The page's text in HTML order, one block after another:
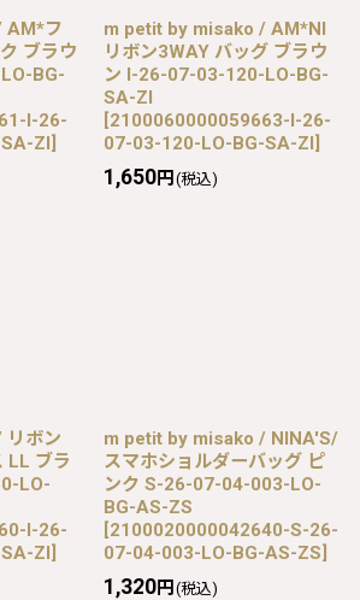
AM*フ
ブラウ
BG-
I-26-
ZI]
m petit by misako / AM*NI
リボン3WAY バッグ ブラウ
ン I-26-07-03-120-LO-BG-
SA-ZI
[2100060000059663-I-26-
07-03-120-LO-BG-SA-ZI]
1,650円 (税込)
ボン
LL ブラ
LO-
I-26-
ZI]
m petit by misako / NINA′S/
スマホショルダーバッグ ピ
ンク S-26-07-04-003-LO-
BG-AS-ZS
[2100020000042640-S-26-
07-04-003-LO-BG-AS-ZS]
1,320円 (税込)